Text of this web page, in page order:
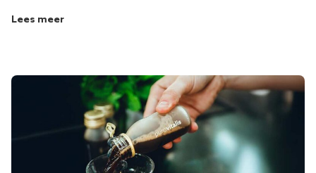
Lees meer